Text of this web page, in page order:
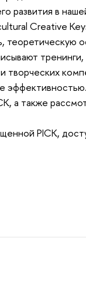
развития в
Creative
теоретическую
творческих
а также
PICK,